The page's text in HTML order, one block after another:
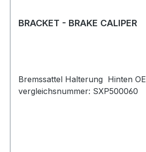
BRACKET - BRAKE CALIPER
Bremssattel Halterung Hinten OE
vergleichsnummer: SXP500060